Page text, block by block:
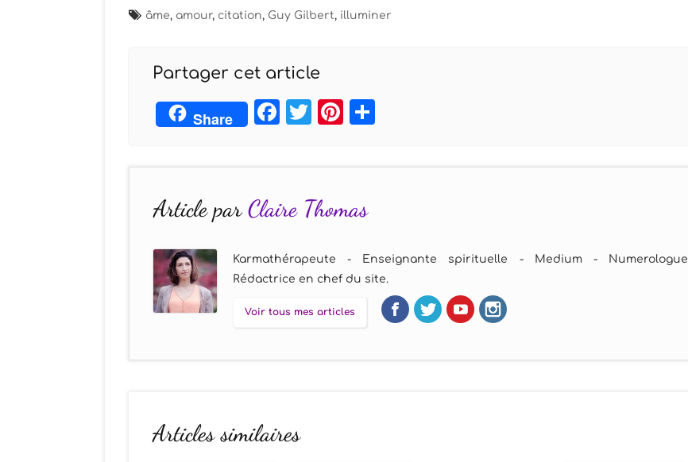
âme, amour, citation, Guy Gilbert, illuminer
Partager cet article
Share Facebook
TwitterPinterest
Article parClaire Thomas
Karmathérapeute - Enseignante spirituelle - Medium - Numerologue
Rédactrice en chef du site.
Voir tous mes articles
Articles similaires